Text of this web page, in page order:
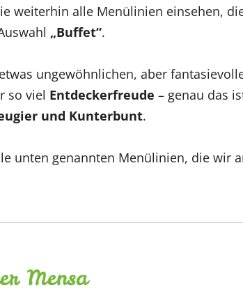
weiterhin alle Menülinien einsehen,
„Buffet“.
ungewöhnlichen, aber
so viel Entdeckerfreude – genau das
und Kunterbunt.
unten genannten Menülinien, die wir
Mensa